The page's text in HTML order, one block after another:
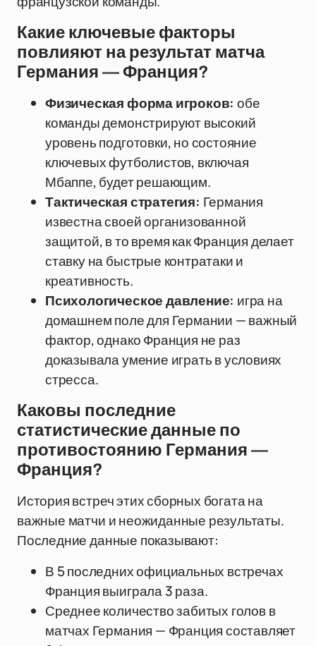
Какие ключевые факторы
повлияют на результат матча
Германия — Франция?
Физическая форма игроков: обе
команды демонстрируют высокий
уровень подготовки, но состояние
ключевых футболистов, включая
Мбаппе, будет решающим.
Тактическая стратегия: Германия
известна своей организованной
защитой, в то время как Франция делает
ставку на быстрые контратаки и
креативность.
Психологическое давление: игра на
домашнем поле для Германии — важный
фактор, однако Франция не раз
доказывала умение играть в условиях
стресса.
Каковы последние
статистические данные по
противостоянию Германия —
Франция?
История встреч этих сборных богата на
важные матчи и неожиданные результаты.
Последние данные показывают:
В 5 последних официальных встречах
Франция выиграла 3 раза.
Среднее количество забитых голов в
матчах Германия — Франция составляет